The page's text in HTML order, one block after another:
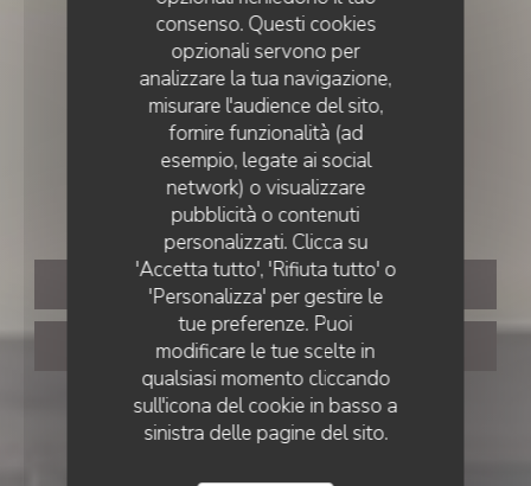
consenso. Questi cookies
opzionali servono per
analizzare la tua navigazione,
misurare l'audience del sito,
fornire funzionalità (ad
esempio, legate ai social
network) o visualizzare
pubblicità o contenuti
personalizzati. Clicca su
'Accetta tutto', 'Rifiuta tutto' o
'Personalizza' per gestire le
tue preferenze. Puoi
modificare le tue scelte in
qualsiasi momento cliccando
sull'icona del cookie in basso a
sinistra delle pagine del sito.
FRENCH RESTAURANT • MONTRABE
Restaurant Avitar
PRENOTA
PORTA VIA
RESTAURANT AVITAR